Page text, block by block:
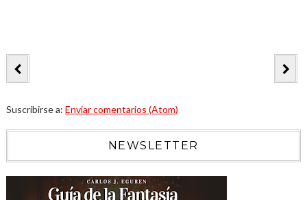
Suscribirse a: Enviar comentarios (Atom)
NEWSLETTER